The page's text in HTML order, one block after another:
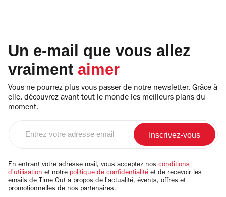
Un e-mail que vous allez
vraiment aimer
Vous ne pourrez plus vous passer de notre newsletter. Grâce à
elle, découvrez avant tout le monde les meilleurs plans du
moment.
email
En entrant votre adresse mail, vous acceptez nos conditions
d'utilisation et notre politique de confidentialité et de recevoir les
emails de Time Out à propos de l'actualité, évents, offres et
promotionnelles de nos partenaires.